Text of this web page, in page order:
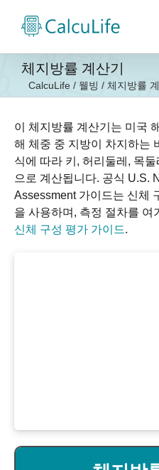
체지방률 계산기
CalcuLife / 웰빙 / 체지방률 계
이 체지방률 계산기는 미국
해 체중 중 지방이 차지하는
식에 따라 키, 허리둘레, 목
으로 계산됩니다. 공식 U.S.
Assessment 가이드는 신체
을 사용하며, 측정 절차를 여
신체 구성 평가 가이드.